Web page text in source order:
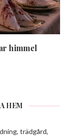
himmel
HEM
trädgård,